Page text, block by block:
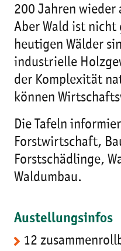
200 Jahren wieder
Aber Wald ist nicht
heutigen Wälder
industrielle
der Komplexität
können
Die Tafeln
Forstwirtschaft,
Forstschädlinge,
Waldumbau.
Austellungsinfos
12